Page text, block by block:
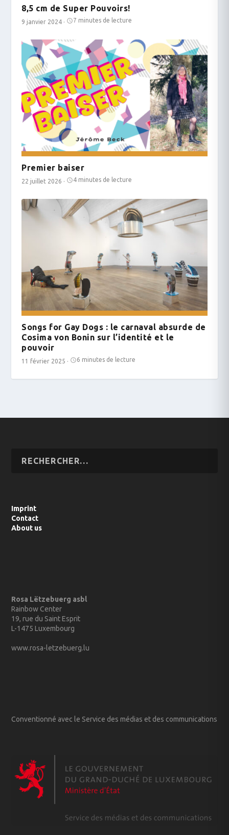
8,5 cm de Super Pouvoirs!
9 janvier 2024 · 7 minutes de lecture
Premier baiser
22 juillet 2026 · 4 minutes de lecture
Songs for Gay Dogs : le carnaval absurde de
Cosima von Bonin sur l’identité et le
pouvoir
11 février 2025 · 6 minutes de lecture
Imprint
Contact
About us
Rosa Lëtzebuerg asbl
Rainbow Center
19, rue du Saint Esprit
L-1475 Luxembourg
www.rosa-letzebuerg.lu
Conventionné avec le Service des médias et des communications